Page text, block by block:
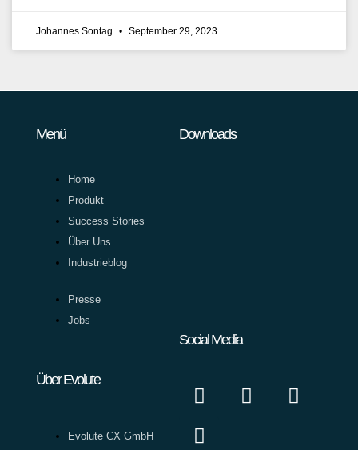
Johannes Sontag September 29, 2023
Menü
Home
Produkt
Success Stories
Über Uns
Industrieblog
Presse
Jobs
Über Evolute
Evolute CX GmbH
Downloads
Social Media